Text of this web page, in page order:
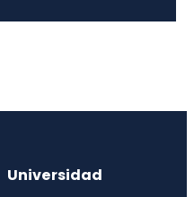
Universidad